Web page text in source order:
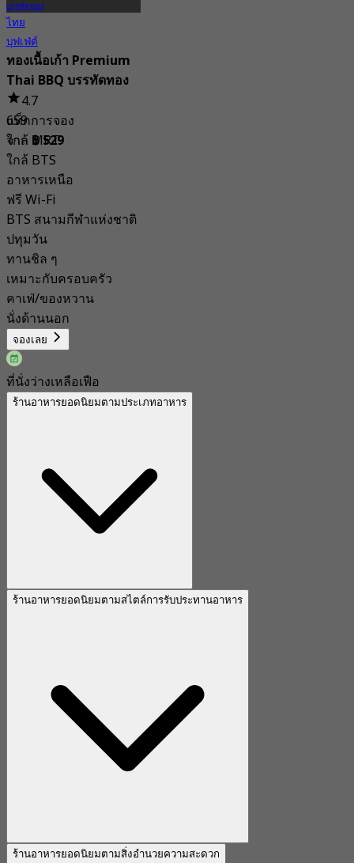
บรรทัดทอง
ไทย
บุฟเฟ่ต์
ทองเนื้อเก้า Premium
Thai BBQ บรรทัดทอง
4.7
659 การจอง
จาก ฿ 529
แท็ก
ใกล้ MRT
ใกล้ BTS
อาหารเหนือ
ฟรี Wi-Fi
BTS สนามกีฬาแห่งชาติ
ปทุมวัน
ทานชิล ๆ
เหมาะกับครอบครัว
คาเฟ่/ของหวาน
นั่งด้านนอก
จองเลย
ที่นั่งว่างเหลือเฟือ
ร้านอาหารยอดนิยมตามประเภทอาหาร
ร้านอาหารยอดนิยมตามสไตล์การรับประทานอาหาร
ร้านอาหารยอดนิยมตามสิ่งอำนวยความสะดวก